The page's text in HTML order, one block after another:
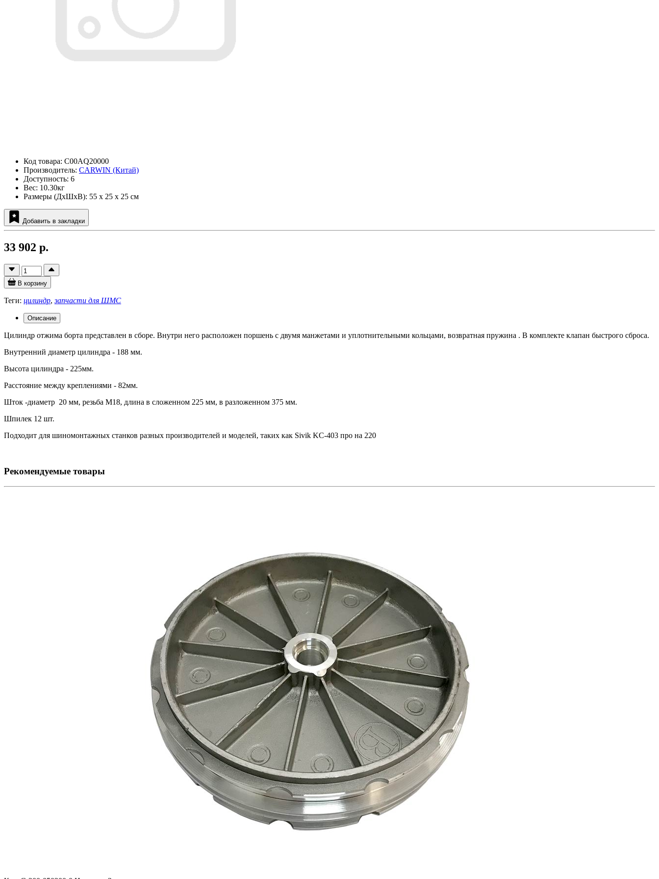
Код товара: C00AQ20000
Производитель: CARWIN (Китай)
Доступность: 6
Вес: 10.30кг
Размеры (ДxШxВ): 55 x 25 x 25 см
Добавить в закладки
33 902 р.
В корзину
Теги: цилиндр,запчасти для ШМС
Описание
Цилиндр отжима борта представлен в сборе. Внутри него расположен поршень с двумя манжетами и уплотнительными кольцами, возвратная пружина . В комплекте клапан быстрого сброса.
Внутренний диаметр цилиндра - 188 мм.
Высота цилиндра - 225мм.
Расстояние между креплениями - 82мм.
Шток -диаметр 20 мм, резьба М18, длина в сложенном 225 мм, в разложенном 375 мм.
Шпилек 12 шт.
Подходит для шиномонтажных станков разных производителей и моделей, таких как Sivik KC-403 про на 220
Рекомендуемые товары